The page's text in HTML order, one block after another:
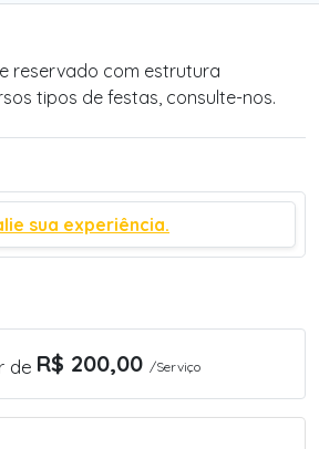
reservado com estrutura
tipos de festas, consulte-nos.
sua experiência.
de R$ 200,00 /Serviço